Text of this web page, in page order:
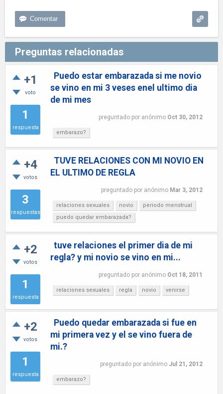
Preguntas relacionadas
+1
voto
1
respuesta
Puedo estar embarazada si me novio
se vino en mi 3 veses enel ultimo dia
de mi mes
preguntado por anónimo Oct 30, 2012
embarazo?
+4
votos
3
respuestas
TUVE RELACIONES CON MI NOVIO EN
EL ULTIMO DE REGLA
preguntado por anónimo Mar 3, 2012
relaciones sexuales novio
periodo menstrual
puedo quedar embarazada?
+2
votos
1
respuesta
tuve relaciones el primer dia de mi
regla? y mi novio se vino en mi...
preguntado por anónimo Oct 18, 2011
relaciones sexuales regla novio venirse
+2
votos
1
respuesta
Puedo quedar embarazada si fue en
mi primera vez y el se vino fuera de
mi.?
preguntado por anónimo Jul 21, 2012
embarazo?